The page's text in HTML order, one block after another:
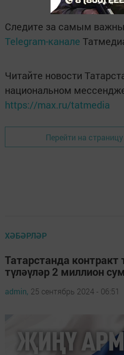
Следите за самым
Telegram-канале
Читайте новости
национальном
https://max.ru/tatmedia
Перейти на
ХӘБӘРЛӘР
Татарстанда контракт
түләүләр 2 миллион
admin, 25 сентябрь 2024 - 06:51